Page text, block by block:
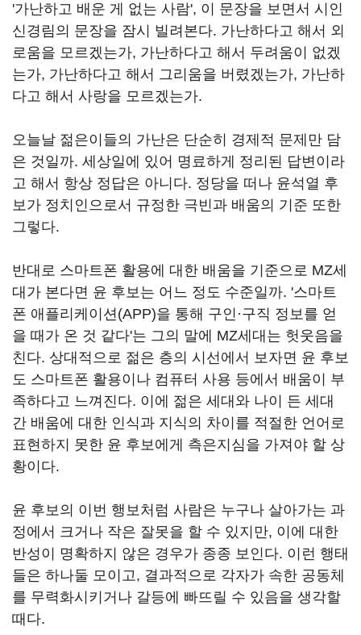
'가난하고 배운 게 없는 사람', 이 문장을 보면서 시인
신경림의 문장을 잠시 빌려본다. 가난하다고 해서 외
로움을 모르겠는가, 가난하다고 해서 두려움이 없겠
는가, 가난하다고 해서 그리움을 버렸겠는가, 가난하
다고 해서 사랑을 모르겠는가.
오늘날 젊은이들의 가난은 단순히 경제적 문제만 담
은 것일까. 세상일에 있어 명료하게 정리된 답변이라
고 해서 항상 정답은 아니다. 정당을 떠나 윤석열 후
보가 정치인으로서 규정한 극빈과 배움의 기준 또한
그렇다.
반대로 스마트폰 활용에 대한 배움을 기준으로 MZ세
대가 본다면 윤 후보는 어느 정도 수준일까. '스마트
폰 애플리케이션(APP)을 통해 구인·구직 정보를 얻
을 때가 온 것 같다'는 그의 말에 MZ세대는 헛웃음을
친다. 상대적으로 젊은 층의 시선에서 보자면 윤 후보
도 스마트폰 활용이나 컴퓨터 사용 등에서 배움이 부
족하다고 느껴진다. 이에 젊은 세대와 나이 든 세대
간 배움에 대한 인식과 지식의 차이를 적절한 언어로
표현하지 못한 윤 후보에게 측은지심을 가져야 할 상
황이다.
윤 후보의 이번 행보처럼 사람은 누구나 살아가는 과
정에서 크거나 작은 잘못을 할 수 있지만, 이에 대한
반성이 명확하지 않은 경우가 종종 보인다. 이런 행태
들은 하나둘 모이고, 결과적으로 각자가 속한 공동체
를 무력화시키거나 갈등에 빠뜨릴 수 있음을 생각할
때다.